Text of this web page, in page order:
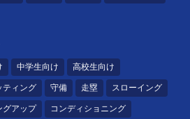
中学生向け 高校生向け
ティング 守備 走塁 スローイング
グアップ コンディショニング